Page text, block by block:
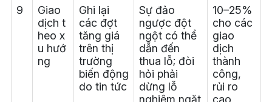
9
Giao
dịch t
heo x
u hướ
ng
Ghi lại
các đợt
tăng giá
trên thị
trường
biến động
do tin tức
Sự đảo
ngược đột
ngột có thể
dẫn đến
thua lỗ; đòi
hỏi phải
dừng lỗ
nghiêm ngặt
10–25%
cho các
giao
dịch
thành
công,
rủi ro
cao